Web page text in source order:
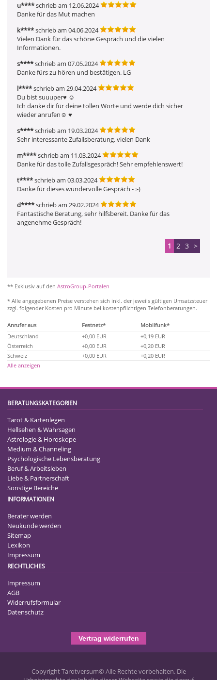
u****schrieb am 12.06.2024
Danke für das Mut machen
k****schrieb am 04.06.2024
Vielen Dank für das schöne Gespräch und die vielen
Informationen.
s****schrieb am 07.05.2024
Danke fürs zu hören und bestätigen. LG
l****schrieb am 29.04.2024
Du bist suuuper♥ ️☺ ️
Ich danke dir für deine tollen Worte und werde dich sicher
wieder anrufen☺ ️♥ ️
s****schrieb am 19.03.2024
Sehr interessante Zufallsberatung, vielen Dank
m****schrieb am 11.03.2024
Danke für das tolle Zufallsgespräch! Sehr empfehlenswert!
t****schrieb am 03.03.2024
Danke für dieses wundervolle Gespräch - :-)
d****schrieb am 29.02.2024
Fantastische Beratung, sehr hilfsbereit. Danke für das
angenehme Gespräch!
1 2 3 >
** Exklusiv auf den AstroGroup-Portalen
* Alle angegebenen Preise verstehen sich inkl. der jeweils gültigen Umsatzsteuer
zzgl. folgender Kosten pro Minute bei kostenpflichtigen Telefonberatungen.
Anrufer aus Festnetz*
Mobilfunk*
Deutschland
+0,00 EUR
+0,19 EUR
Österreich
+0,00 EUR
+0,20 EUR
Schweiz
+0,00 EUR
+0,20 EUR
Alle anzeigen
BERATUNGSKATEGORIEN
Tarot & Kartenlegen
Hellsehen & Wahrsagen
Astrologie & Horoskope
Medium & Channeling
Psychologische Lebensberatung
Beruf & Arbeitsleben
Liebe & Partnerschaft
Sonstige Bereiche
INFORMATIONEN
Berater werden
Neukunde werden
Sitemap
Lexikon
Impressum
RECHTLICHES
Impressum
AGB
Widerrufsformular
Datenschutz
Vertrag widerrufen
Copyright Tarotversum© Alle Rechte vorbehalten. Die